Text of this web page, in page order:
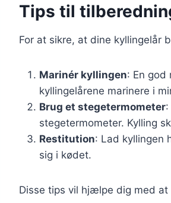
Tips til
For at sikre, at dine kyllingelår
Marinér kyllingen: En god
kyllingelårene marinere i
Brug et stegetermometer
stegetermometer. Kylling
Restitution: Lad kyllingen
sig i kødet.
Disse tips vil hjælpe dig med